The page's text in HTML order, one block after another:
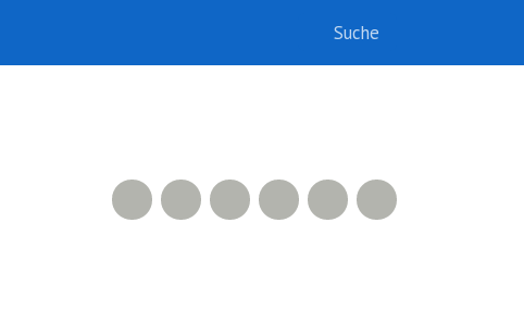
Facebook
500px
LinkedIn
Xing
RSS Feed